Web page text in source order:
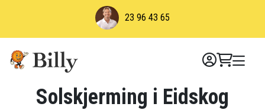
23 96 43 65
Solskjerming i Eidskog